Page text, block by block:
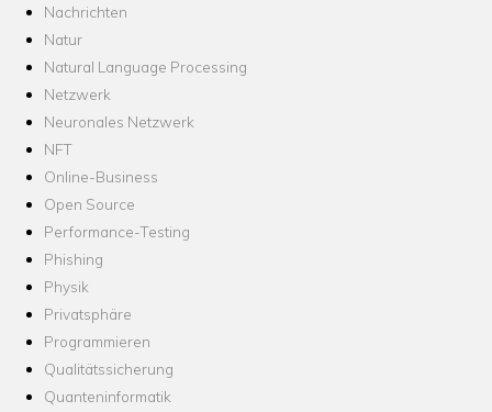
Nachrichten
Natur
Natural Language Processing
Netzwerk
Neuronales Netzwerk
NFT
Online-Business
Open Source
Performance-Testing
Phishing
Physik
Privatsphäre
Programmieren
Qualitätssicherung
Quanteninformatik